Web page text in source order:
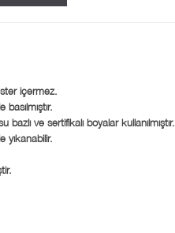
içermez.
bazlı ve sertifikalı boyalar kullanılmıştır.
yıkanabilir.